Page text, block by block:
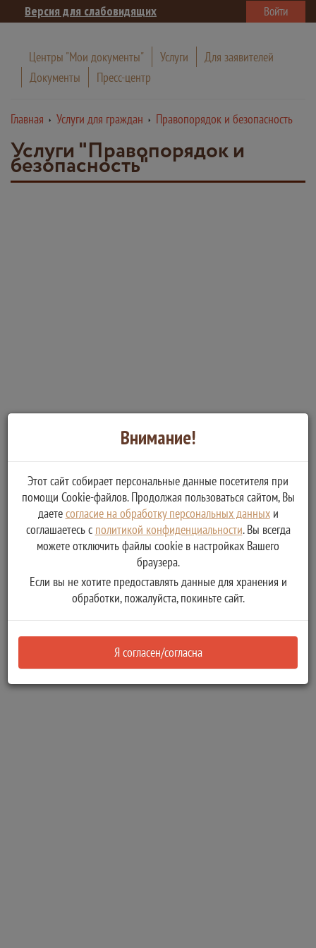
Версия для слабовидящих Войти
Центры "Мои документы" Услуги
Для заявителей
Документы
Пресс-центр
Главная Услуги для граждан Правопорядок и безопасность
Услуги "Правопорядок и
безопасность"
Внимание!
Этот сайт собирает персональные данные посетителя при
помощи Cookie-файлов. Продолжая пользоваться сайтом, Вы
даетесогласие на обработку персональных данныхи
соглашаетесь с политикой конфиденциальности. Вы всегда
можете отключить файлы cookie в настройках Вашего
браузера.
Если вы не хотите предоставлять данные для хранения и
обработки, пожалуйста, покиньте сайт.
Я согласен/согласна